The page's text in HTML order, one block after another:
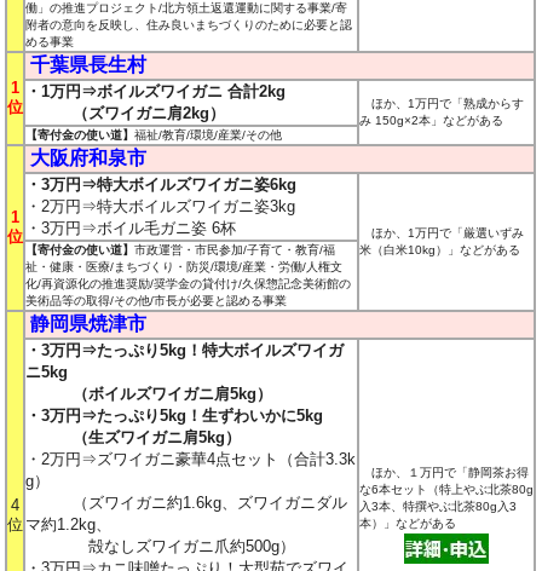
働」の推進プロジェクト/北方領土返還運動に関する事業/寄
附者の意向を反映し、住み良いまちづくりのために必要と認
める事業
1
位
千葉県長生村
・1万円⇒ボイルズワイガニ 合計2kg
（ズワイガニ肩2kg）
ほか、1万円で「熟成からす
み 150g×2本 」などがある
【寄付金の使い道】福祉/教育/環境/産業/その他
1
位
大阪府和泉市
・3万円⇒特大ボイルズワイガニ姿6kg
・2万円⇒特大ボイルズワイガニ姿3kg
・3万円⇒ボイル毛ガニ姿 6杯
ほか、1万円で「厳選いずみ
米 （白米10kg）」などがある
【寄付金の使い道】市政運営・市民参加/子育て・教育/福
祉・健康・医療/まちづくり・防災/環境/産業・労働/人権文
化/再資源化の推進奨励/奨学金の貸付け/久保惣記念美術館の
美術品等の取得/その他/市長が必要と認める事業
4
位
静岡県焼津市
・3万円⇒たっぷり5kg！特大ボイルズワイガ
ニ5kg
（ボイルズワイガニ肩5kg）
・3万円⇒たっぷり5kg！生ずわいかに5kg
（生ズワイガニ肩5kg）
・2万円⇒ズワイガニ豪華4点セット（合計3.3k
g）
（ズワイガニ約1.6kg、ズワイガニダル
マ約1.2kg、
殻なしズワイガニ爪約500g）
ほか、１万円で「静岡茶お得
な6本セット
（特上やぶ北茶80g
入3本、特撰やぶ北茶80g入3
本）
」などがある